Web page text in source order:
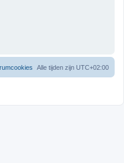
Alle tijden zijn UTC+02:00